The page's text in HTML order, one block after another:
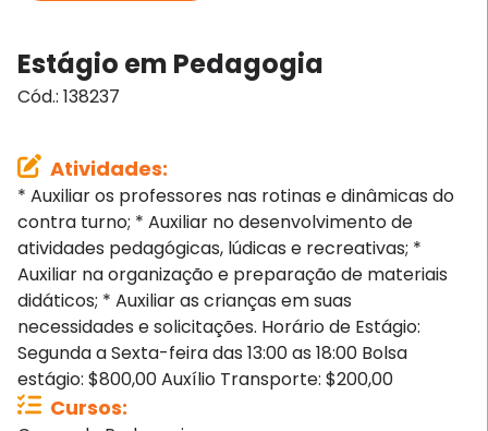
Estágio em Pedagogia
Cód.: 138237
Atividades:
* Auxiliar os professores nas rotinas e dinâmicas do
contra turno; * Auxiliar no desenvolvimento de
atividades pedagógicas, lúdicas e recreativas; *
Auxiliar na organização e preparação de materiais
didáticos; * Auxiliar as crianças em suas
necessidades e solicitações. Horário de Estágio:
Segunda a Sexta-feira das 13:00 as 18:00 Bolsa
estágio: $800,00 Auxílio Transporte: $200,00
Cursos: